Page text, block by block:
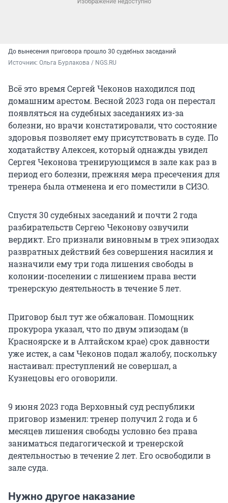
До вынесения приговора прошло 30 судебных заседаний
Источник: Ольга Бурлакова / NGS.RU
Всё это время Сергей Чеконов находился под
домашним арестом. Весной 2023 года он перестал
появляться на судебных заседаниях из-за
болезни, но врачи констатировали, что состояние
здоровья позволяет ему присутствовать в суде. По
ходатайству Алексея, который однажды увидел
Сергея Чеконова тренирующимся в зале как раз в
период его болезни, прежняя мера пресечения для
тренера была отменена и его поместили в СИЗО.
Спустя 30 судебных заседаний и почти 2 года
разбирательств Сергею Чеконову озвучили
вердикт. Его признали виновным в трех эпизодах
развратных действий без совершения насилия и
назначили ему три года лишения свободы в
колонии-поселении с лишением права вести
тренерскую деятельность в течение 5 лет.
Приговор был тут же обжалован. Помощник
прокурора указал, что по двум эпизодам (в
Красноярске и в Алтайском крае) срок давности
уже истек, а сам Чеконов подал жалобу, поскольку
настаивал: преступлений не совершал, а
Кузнецовы его оговорили.
9 июня 2023 года Верховный суд республики
приговор изменил: тренер получил 2 года и 6
месяцев лишения свободы условно без права
заниматься педагогической и тренерской
деятельностью в течение 2 лет. Его освободили в
зале суда.
Нужно другое наказание